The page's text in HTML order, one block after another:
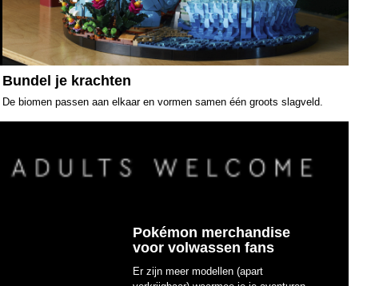
Bundel je krachten
De biomen passen aan elkaar en vormen samen één groots slagveld.
Pokémon merchandise
voor volwassen fans
Er zijn meer modellen (apart